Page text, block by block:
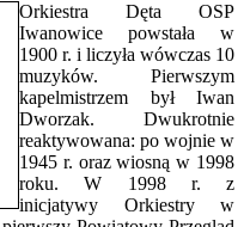
Orkiestra Dęta OSP
Iwanowice powstała w
1900 r. i liczyła wówczas 10
muzyków. Pierwszym
kapelmistrzem był Iwan
Dworzak. Dwukrotnie
reaktywowana: po wojnie w
1945 r. oraz wiosną w 1998
roku. W 1998 r. z
inicjatywy Orkiestry w